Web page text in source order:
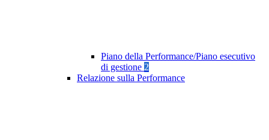
Piano della Performance/Piano esecutivo
di gestione 2
Relazione sulla Performance